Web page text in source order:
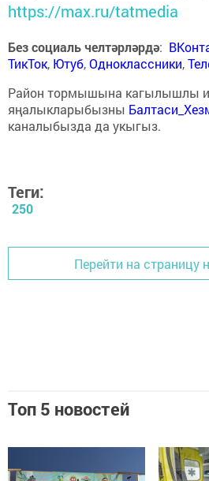
https://max.ru/tatmedia
Без социаль челтәрләрдә:
ТикТок, Ютуб,Одноклассники,
Район тормышына кагылышлы
яңалыкларыбызны
каналыбызда да укыгыз.
Теги:
250
Перейти на страницу
Топ 5 новостей